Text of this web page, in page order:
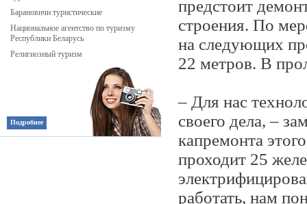
Барановичи туристические
Национальное агентство по туризму
Республики Беларусь
Религиозный туризм
Подробнее
предстоит
строения. По
на следующих
22 метров. В
– Для нас
своего дела, –
капремонта
проходит 25
работать, нам